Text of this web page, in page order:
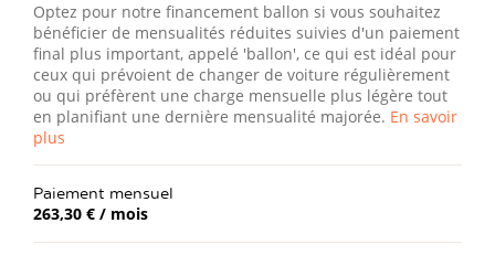
Optez pour notre financement ballon si vous souhaitez
bénéficier de mensualités réduites suivies d'un paiement
final plus important, appelé 'ballon', ce qui est idéal pour
ceux qui prévoient de changer de voiture régulièrement
ou qui préfèrent une charge mensuelle plus légère tout
en planifiant une dernière mensualité majorée. En savoir
plus
Paiement mensuel
263,30 € / mois